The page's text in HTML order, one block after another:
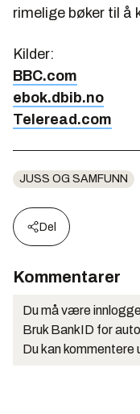
rimelige bøker til å
Kilder:
BBC.com
ebok.dbib.no
Teleread.com
JUSS OG SAMFUNN
Del
Kommentarer
Du må være
Bruk BankID for
Du kan kommentere